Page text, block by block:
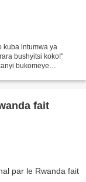
kuba intumwa ya
bushyitsi koko!"
bukomeye
fait